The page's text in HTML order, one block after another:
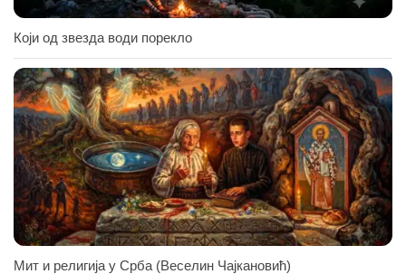
Који од звезда води порекло
Мит и религија у Срба (Веселин Чајкановић)